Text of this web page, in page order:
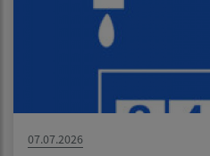
07.07.2026